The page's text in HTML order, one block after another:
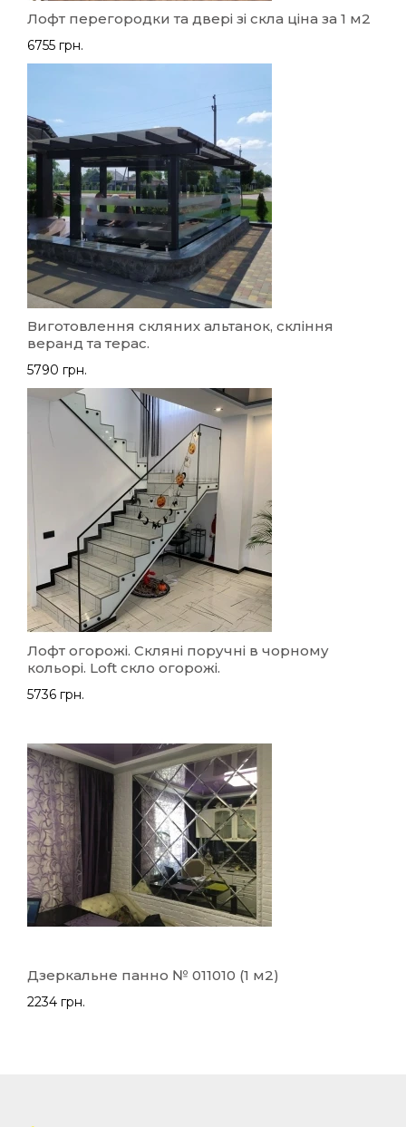
Лофт перегородки та двері зі скла ціна за 1 м2
6755 грн.
Виготовлення скляних альтанок, скління
веранд та терас.
5790 грн.
Лофт огорожі. Скляні поручні в чорному
кольорі. Lоft скло огорожі.
5736 грн.
Дзеркальне панно № 011010 (1 м2)
2234 грн.